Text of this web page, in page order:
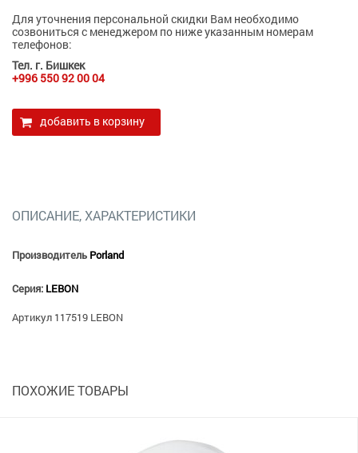
Для уточнения персональной скидки Вам необходимо
созвониться с менеджером по ниже указанным номерам
телефонов:
Тел. г. Бишкек
+996 550 92 00 04
добавить в корзину
ОПИСАНИЕ, ХАРАКТЕРИСТИКИ
Производитель Porland
Серия: LEBON
Артикул 117519 LEBON
ПОХОЖИЕ ТОВАРЫ